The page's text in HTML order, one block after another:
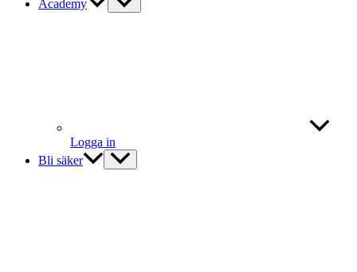
Academy
Logga in
Bli säker